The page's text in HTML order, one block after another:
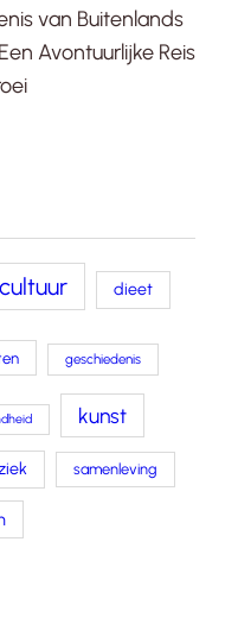
van Buitenlands
Avontuurlijke Reis
cultuur dieet
geschiedenis
kunst
samenleving